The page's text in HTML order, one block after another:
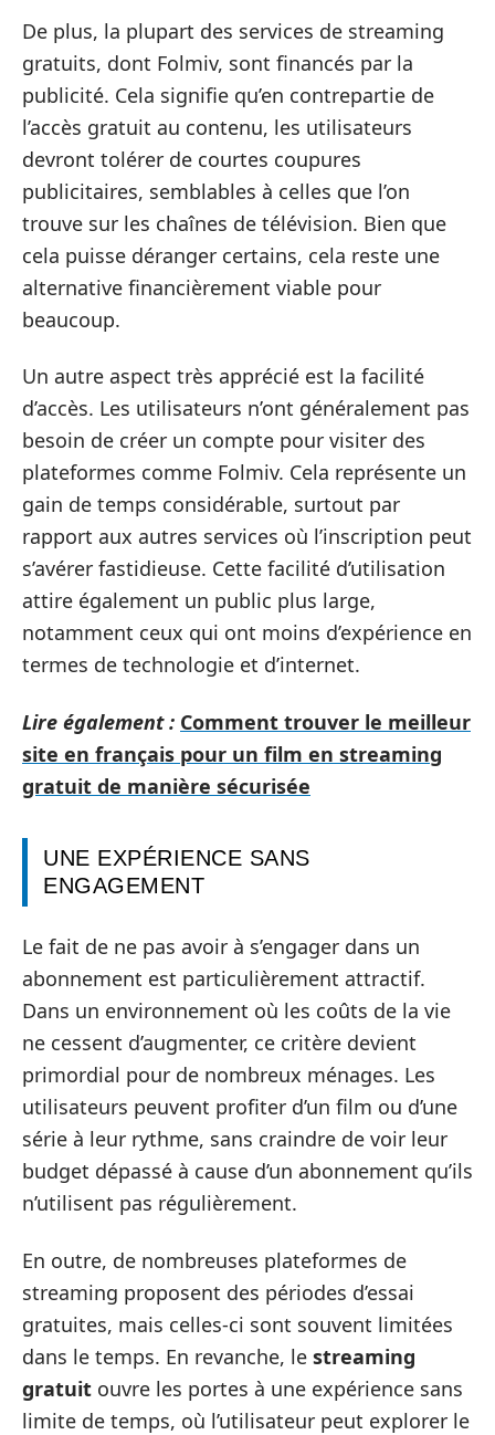
De plus, la plupart des services de streaming
gratuits, dont Folmiv, sont financés par la
publicité. Cela signifie qu’en contrepartie de
l’accès gratuit au contenu, les utilisateurs
devront tolérer de courtes coupures
publicitaires, semblables à celles que l’on
trouve sur les chaînes de télévision. Bien que
cela puisse déranger certains, cela reste une
alternative financièrement viable pour
beaucoup.
Un autre aspect très apprécié est la facilité
d’accès. Les utilisateurs n’ont généralement pas
besoin de créer un compte pour visiter des
plateformes comme Folmiv. Cela représente un
gain de temps considérable, surtout par
rapport aux autres services où l’inscription peut
s’avérer fastidieuse. Cette facilité d’utilisation
attire également un public plus large,
notamment ceux qui ont moins d’expérience en
termes de technologie et d’internet.
Lire également : Comment trouver le meilleur
site en français pour un film en streaming
gratuit de manière sécurisée
UNE EXPÉRIENCE SANS
ENGAGEMENT
Le fait de ne pas avoir à s’engager dans un
abonnement est particulièrement attractif.
Dans un environnement où les coûts de la vie
ne cessent d’augmenter, ce critère devient
primordial pour de nombreux ménages. Les
utilisateurs peuvent profiter d’un film ou d’une
série à leur rythme, sans craindre de voir leur
budget dépassé à cause d’un abonnement qu’ils
n’utilisent pas régulièrement.
En outre, de nombreuses plateformes de
streaming proposent des périodes d’essai
gratuites, mais celles-ci sont souvent limitées
dans le temps. En revanche, le streaming
gratuit ouvre les portes à une expérience sans
limite de temps, où l’utilisateur peut explorer le